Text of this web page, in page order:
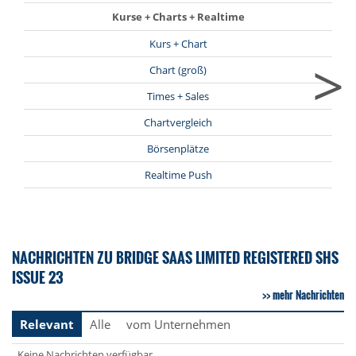
Kurse + Charts + Realtime
Kurs + Chart
Chart (groß)
Times + Sales
Chartvergleich
Börsenplätze
Realtime Push
>
NACHRICHTEN ZU BRIDGE SAAS LIMITED REGISTERED SHS
ISSUE 23
mehr Nachrichten
Relevant
Alle vom Unternehmen